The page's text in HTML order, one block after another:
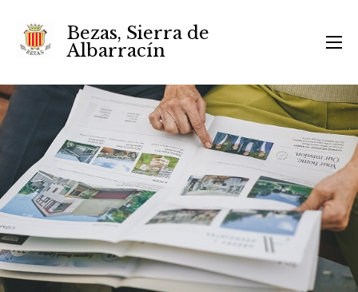
Bezas, Sierra de
Albarracín